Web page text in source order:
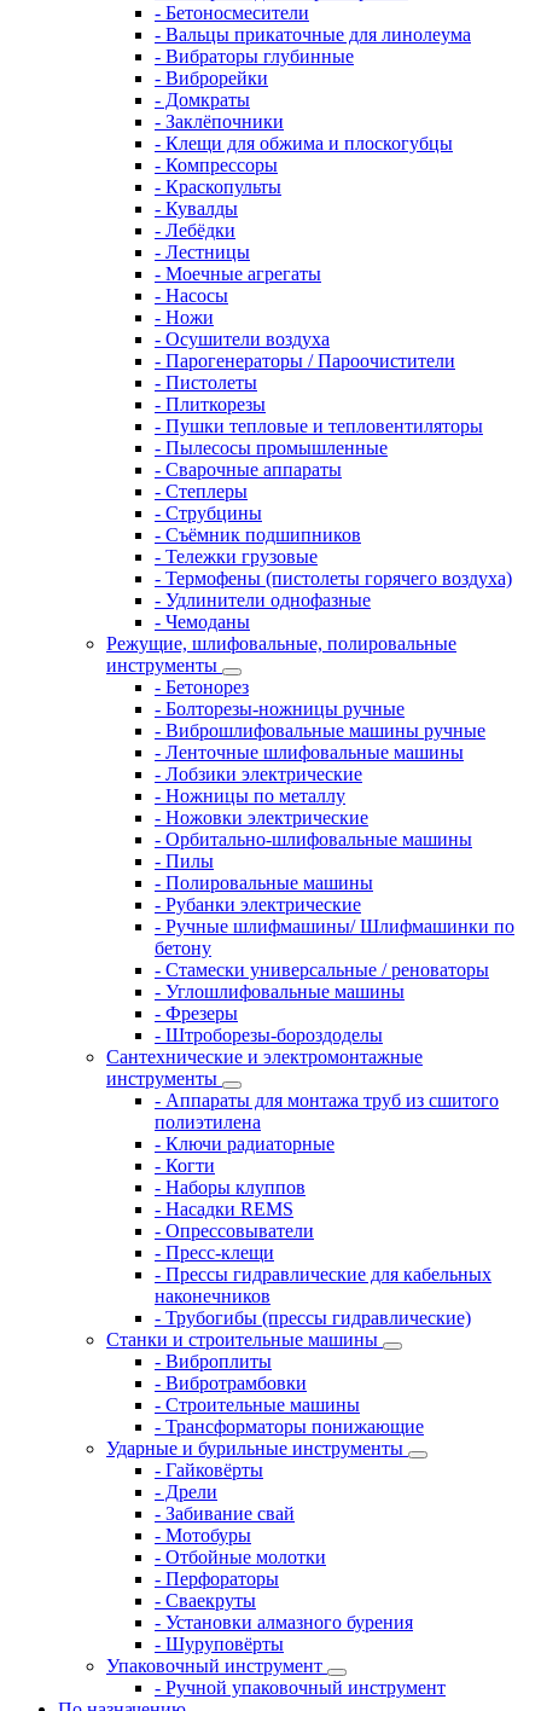
- Бетоносмесители
- Вальцы прикаточные для линолеума
- Вибраторы глубинные
- Виброрейки
- Домкраты
- Заклёпочники
- Клещи для обжима и плоскогубцы
- Компрессоры
- Краскопульты
- Кувалды
- Лебёдки
- Лестницы
- Моечные агрегаты
- Насосы
- Ножи
- Осушители воздуха
- Парогенераторы / Пароочистители
- Пистолеты
- Плиткорезы
- Пушки тепловые и тепловентиляторы
- Пылесосы промышленные
- Сварочные аппараты
- Степлеры
- Струбцины
- Съёмник подшипников
- Тележки грузовые
- Термофены (пистолеты горячего воздуха)
- Удлинители однофазные
- Чемоданы
Режущие, шлифовальные, полировальные
инструменты
- Бетонорез
- Болторезы-ножницы ручные
- Виброшлифовальные машины ручные
- Ленточные шлифовальные машины
- Лобзики электрические
- Ножницы по металлу
- Ножовки электрические
- Орбитально-шлифовальные машины
- Пилы
- Полировальные машины
- Рубанки электрические
- Ручные шлифмашины/ Шлифмашинки по
бетону
- Стамески универсальные / реноваторы
- Углошлифовальные машины
- Фрезеры
- Штроборезы-бороздоделы
Сантехнические и электромонтажные
инструменты
- Аппараты для монтажа труб из сшитого
полиэтилена
- Ключи радиаторные
- Когти
- Наборы клуппов
- Насадки REMS
- Опрессовыватели
- Пресс-клещи
- Прессы гидравлические для кабельных
наконечников
- Трубогибы (прессы гидравлические)
Станки и строительные машины
- Виброплиты
- Вибротрамбовки
- Строительные машины
- Трансформаторы понижающие
Ударные и бурильные инструменты
- Гайковёрты
- Дрели
- Забивание свай
- Мотобуры
- Отбойные молотки
- Перфораторы
- Сваекруты
- Установки алмазного бурения
- Шуруповёрты
Упаковочный инструмент
- Ручной упаковочный инструмент